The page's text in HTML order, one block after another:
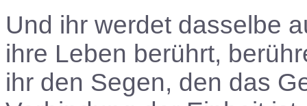
Und ihr werdet dasselbe
ihre Leben berührt,
ihr den Segen, den das